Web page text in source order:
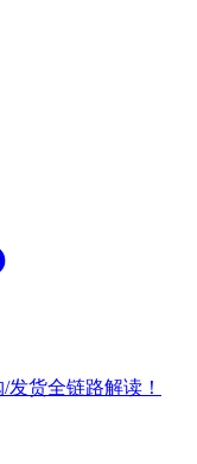
货全链路解读！